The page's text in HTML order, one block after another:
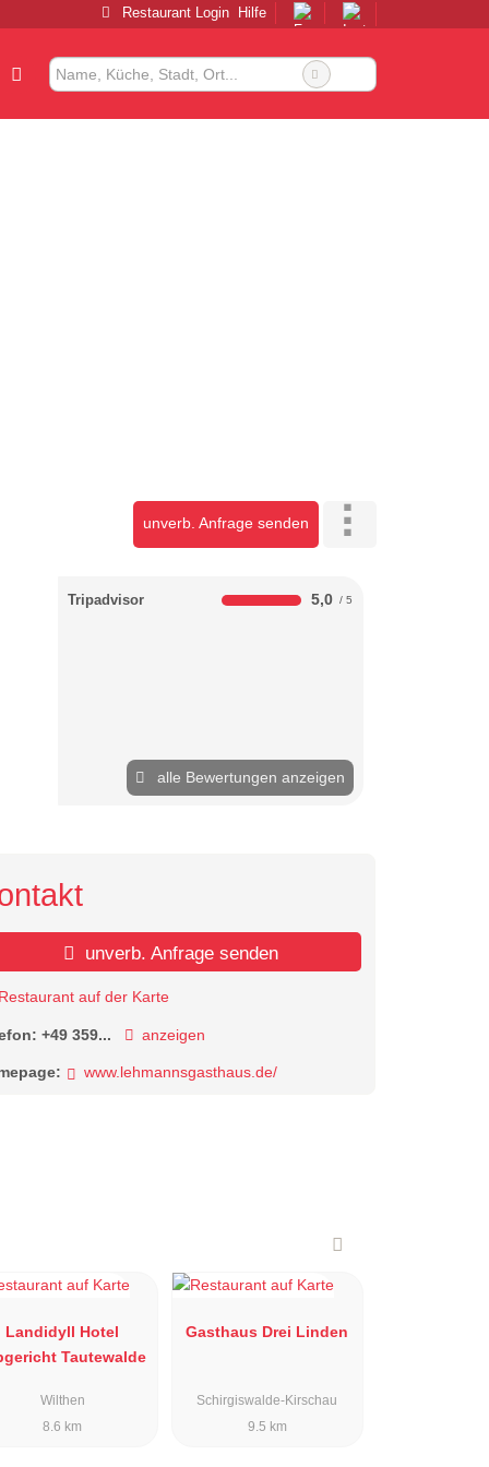
Restaurant Login Hilfe
unverb. Anfrage senden
Tripadvisor 5,0
alle Bewertungen anzeigen
unverb. Anfrage senden
Restaurant auf der Karte
+49 359... anzeigen
www.lehmannsgasthaus.de/
Landidyll Hotel
Tautewalde
Wilthen
8.6 km
Gasthaus Drei Linden
Schirgiswalde-Kirschau
9.5 km